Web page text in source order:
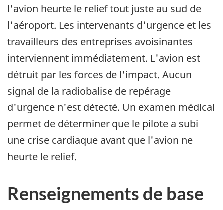
l'avion heurte le relief tout juste au sud de
l'aéroport. Les intervenants d'urgence et les
travailleurs des entreprises avoisinantes
interviennent immédiatement. L'avion est
détruit par les forces de l'impact. Aucun
signal de la radiobalise de repérage
d'urgence n'est détecté. Un examen médical
permet de déterminer que le pilote a subi
une crise cardiaque avant que l'avion ne
heurte le relief.
Renseignements de base